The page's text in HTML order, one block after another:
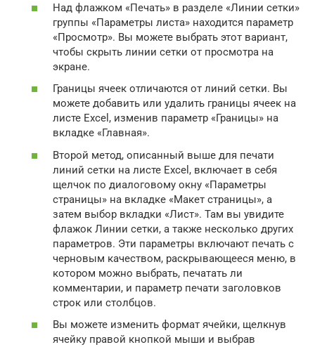
Над флажком «Печать» в разделе «Линии сетки»
группы «Параметры листа» находится параметр
«Просмотр». Вы можете выбрать этот вариант,
чтобы скрыть линии сетки от просмотра на
экране.
Границы ячеек отличаются от линий сетки. Вы
можете добавить или удалить границы ячеек на
листе Excel, изменив параметр «Границы» на
вкладке «Главная».
Второй метод, описанный выше для печати
линий сетки на листе Excel, включает в себя
щелчок по диалоговому окну «Параметры
страницы» на вкладке «Макет страницы», а
затем выбор вкладки «Лист». Там вы увидите
флажок Линии сетки, а также несколько других
параметров. Эти параметры включают печать с
черновым качеством, раскрывающееся меню, в
котором можно выбрать, печатать ли
комментарии, и параметр печати заголовков
строк или столбцов.
Вы можете изменить формат ячейки, щелкнув
ячейку правой кнопкой мыши и выбрав